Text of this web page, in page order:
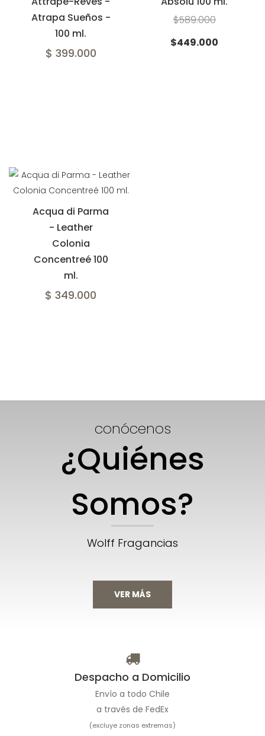
Atrapa Sueños -
100 ml.
$ 399.000
$589.000
$449.000
Acqua di Parma
- Leather
Colonia
Concentreé 100
ml.
$ 349.000
conócenos
¿Quiénes
Somos?
Wolff Fragancias
VER MÁS
Despacho a Domicilio
Envío a todo Chile
a través de FedEx
(excluye zonas extremas)